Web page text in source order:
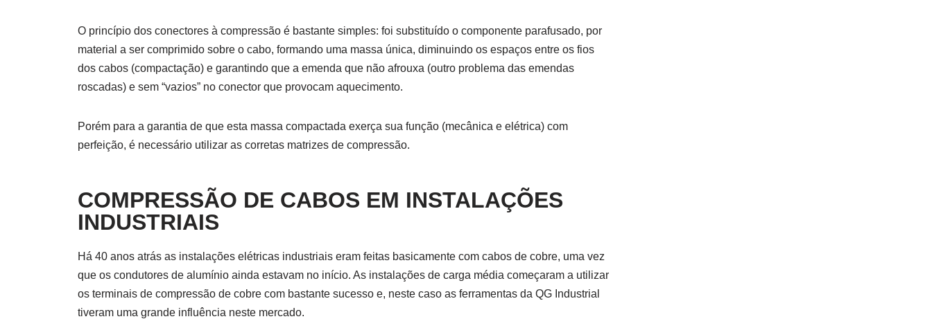
O princípio dos conectores à compressão é bastante simples: foi substituído o componente parafusado, por
material a ser comprimido sobre o cabo, formando uma massa única, diminuindo os espaços entre os fios
dos cabos (compactação) e garantindo que a emenda que não afrouxa (outro problema das emendas
roscadas) e sem “vazios” no conector que provocam aquecimento.
Porém para a garantia de que esta massa compactada exerça sua função (mecânica e elétrica) com
perfeição, é necessário utilizar as corretas matrizes de compressão.
COMPRESSÃO DE CABOS EM INSTALAÇÕES
INDUSTRIAIS
Há 40 anos atrás as instalações elétricas industriais eram feitas basicamente com cabos de cobre, uma vez
que os condutores de alumínio ainda estavam no início. As instalações de carga média começaram a utilizar
os terminais de compressão de cobre com bastante sucesso e, neste caso as ferramentas da QG Industrial
tiveram uma grande influência neste mercado.